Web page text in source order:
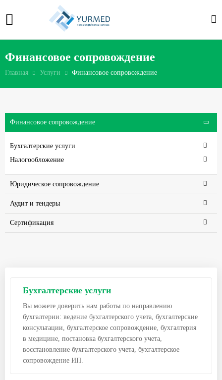
Финансовое сопровождение
Главная Услуги Финансовое сопровождение
Финансовое сопровождение
Бухгалтерские услуги
Налогообложение
Юридическое сопровождение
Аудит и тендеры
Сертификация
Бухгалтерские услуги
Вы можете доверить нам работы по направлению
бухгалтерии: ведение бухгалтерского учета, бухгалтерские
консультации, бухгалтерское сопровождение, бухгалтерия
в медицине, постановка бухгалтерского учета,
восстановление бухгалтерского учета, бухгалтерское
сопровождение ИП.